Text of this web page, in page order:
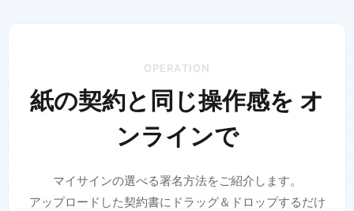
OPERATION
紙の契約と同じ操作感を オ
ンラインで
マイサインの選べる署名方法をご紹介します。
アップロードした契約書にドラッグ＆ドロップするだけ